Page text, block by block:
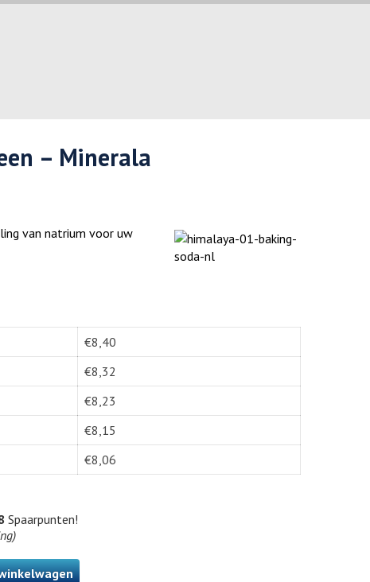
– Minerala
van natrium voor uw
€8,40
€8,32
€8,23
€8,15
€8,06
Spaarpunten!